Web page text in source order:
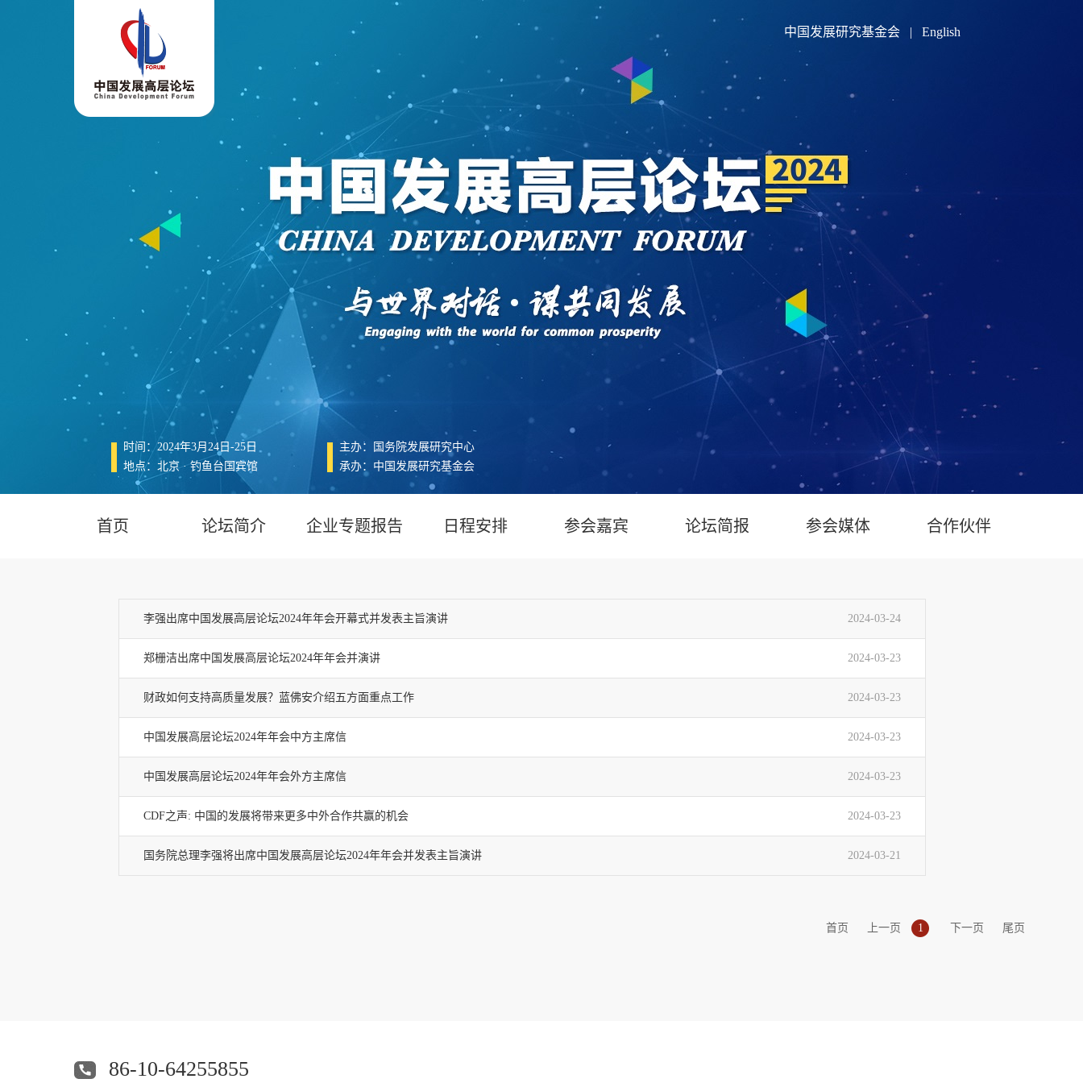
中国发展研究基金会 | English
时间：2024年3月24日-25日
地点：北京 · 钓鱼台国宾馆
主办：国务院发展研究中心
承办：中国发展研究基金会
首页 论坛简介 企业专题报告 日程安排 参会嘉宾 论坛简报 参会媒体 合作伙伴
李强出席中国发展高层论坛2024年年会开幕式并发表主旨演讲 2024-03-24
郑栅洁出席中国发展高层论坛2024年年会并演讲 2024-03-23
财政如何支持高质量发展？蓝佛安介绍五方面重点工作 2024-03-23
中国发展高层论坛2024年年会中方主席信 2024-03-23
中国发展高层论坛2024年年会外方主席信 2024-03-23
CDF之声: 中国的发展将带来更多中外合作共赢的机会 2024-03-23
国务院总理李强将出席中国发展高层论坛2024年年会并发表主旨演讲 2024-03-21
首页 上一页 1 下一页 尾页
86-10-64255855